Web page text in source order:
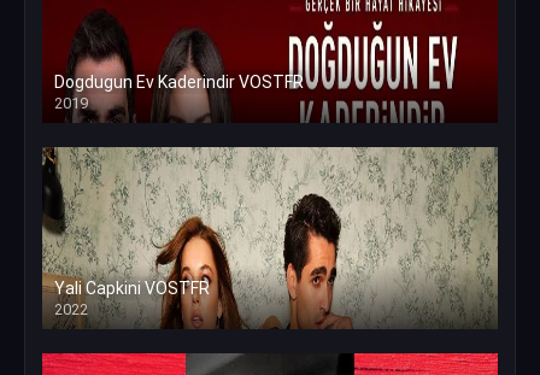
Dogdugun Ev Kaderindir VOSTFR
2019
Yali Capkini VOSTFR
2022